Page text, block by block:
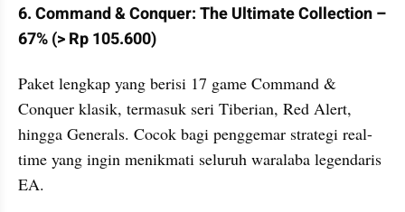
6. Command & Conquer: The Ultimate Collection –
67% (> Rp 105.600)
Paket lengkap yang berisi 17 game Command &
Conquer klasik, termasuk seri Tiberian, Red Alert,
hingga Generals. Cocok bagi penggemar strategi real-
time yang ingin menikmati seluruh waralaba legendaris
EA.